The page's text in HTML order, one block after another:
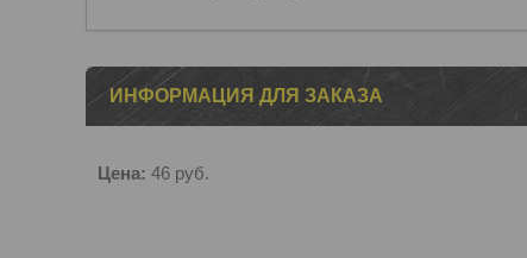
ИНФОРМАЦИЯ ДЛЯ ЗАКАЗА
Цена: 46 руб.